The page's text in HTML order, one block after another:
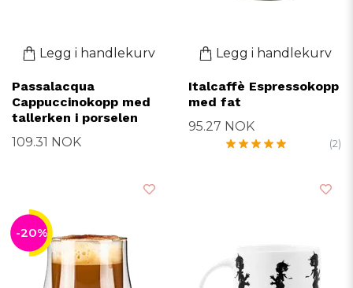
Legg i handlekurv
Passalacqua
Cappuccinokopp med
tallerken i porselen
109.31 NOK
Legg i handlekurv
Italcaffè Espressokopp
med fat
95.27 NOK
(2)
-20%